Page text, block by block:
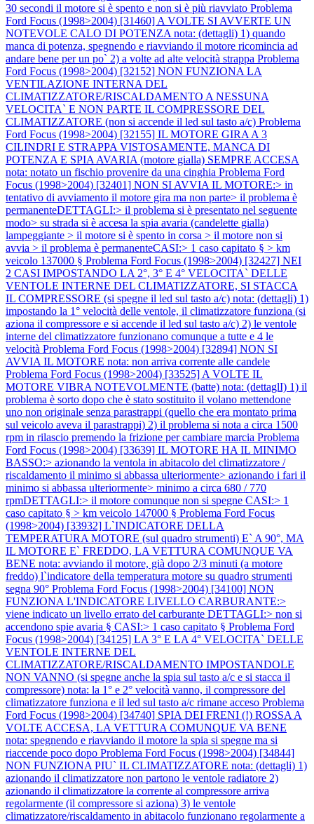
30 secondi il motore si è spento e non si è più riavviato Problema
Ford Focus (1998>2004) [31460] A VOLTE SI AVVERTE UN
NOTEVOLE CALO DI POTENZA nota: (dettagli) 1) quando
manca di potenza, spegnendo e riavviando il motore ricomincia ad
andare bene per un po` 2) a volte ad alte velocità strappa Problema
Ford Focus (1998>2004) [32152] NON FUNZIONA LA
VENTILAZIONE INTERNA DEL
CLIMATIZZATORE/RISCALDAMENTO A NESSUNA
VELOCITA` E NON PARTE IL COMPRESSORE DEL
CLIMATIZZATORE (non si accende il led sul tasto a/c) Problema
Ford Focus (1998>2004) [32155] IL MOTORE GIRA A 3
CILINDRI E STRAPPA VISTOSAMENTE, MANCA DI
POTENZA E SPIA AVARIA (motore gialla) SEMPRE ACCESA
nota: notato un fischio provenire da una cinghia Problema Ford
Focus (1998>2004) [32401] NON SI AVVIA IL MOTORE:> in
tentativo di avviamento il motore gira ma non parte> il problema è
permanenteDETTAGLI:> il problema si è presentato nel seguente
modo> su strada si è accesa la spia avaria (candelette gialla)
lampeggiante > il motore si è spento in corsa > il motore non si
avvia > il problema è permanenteCASI:> 1 caso capitato § > km
veicolo 137000 § Problema Ford Focus (1998>2004) [32427] NEI
2 CASI IMPOSTANDO LA 2°, 3° E 4° VELOCITA` DELLE
VENTOLE INTERNE DEL CLIMATIZZATORE, SI STACCA
IL COMPRESSORE (si spegne il led sul tasto a/c) nota: (dettagli) 1)
impostando la 1° velocità delle ventole, il climatizzatore funziona (si
aziona il compressore e si accende il led sul tasto a/c) 2) le ventole
interne del climatizzatore funzionano comunque a tutte e 4 le
velocità Problema Ford Focus (1998>2004) [32894] NON SI
AVVIA IL MOTORE nota: non arriva corrente alle candele
Problema Ford Focus (1998>2004) [33525] A VOLTE IL
MOTORE VIBRA NOTEVOLMENTE (batte) nota: (dettaglI) 1) il
problema è sorto dopo che è stato sostituito il volano mettendone
uno non originale senza parastrappi (quello che era montato prima
sul veicolo aveva il parastrappi) 2) il problema si nota a circa 1500
rpm in rilascio premendo la frizione per cambiare marcia Problema
Ford Focus (1998>2004) [33639] IL MOTORE HA IL MINIMO
BASSO:> azionando la ventola in abitacolo del climatizzatore /
riscaldamento il minimo si abbassa ulteriormente> azionando i fari il
minimo si abbassa ulteriormente> minimo a circa 680 / 770
rpmDETTAGLI:> il motore comunque non si spegne CASI:> 1
caso capitato § > km veicolo 147000 § Problema Ford Focus
(1998>2004) [33932] L`INDICATORE DELLA
TEMPERATURA MOTORE (sul quadro strumenti) E` A 90°, MA
IL MOTORE E` FREDDO, LA VETTURA COMUNQUE VA
BENE nota: avviando il motore, già dopo 2/3 minuti (a motore
freddo) l`indicatore della temperatura motore su quadro strumenti
segna 90° Problema Ford Focus (1998>2004) [34100] NON
FUNZIONA L'INDICATORE LIVELLO CARBURANTE:>
viene indicato un livello errato del carburante DETTAGLI:> non si
accendono spie avaria § CASI:> 1 caso capitato § Problema Ford
Focus (1998>2004) [34125] LA 3° E LA 4° VELOCITA` DELLE
VENTOLE INTERNE DEL
CLIMATIZZATORE/RISCALDAMENTO IMPOSTANDOLE
NON VANNO (si spegne anche la spia sul tasto a/c e si stacca il
compressore) nota: la 1° e 2° velocità vanno, il compressore del
climatizzatore funziona e il led sul tasto a/c rimane acceso Problema
Ford Focus (1998>2004) [34740] SPIA DEI FRENI (!) ROSSA A
VOLTE ACCESA, LA VETTURA COMUNQUE VA BENE
nota: spegnendo e riavviando il motore la spia si spegne ma si
riaccende poco dopo Problema Ford Focus (1998>2004) [34844]
NON FUNZIONA PIU` IL CLIMATIZZATORE nota: (dettagli) 1)
azionando il climatizzatore non partono le ventole radiatore 2)
azionando il climatizzatore la corrente al compressore arriva
regolarmente (il compressore si aziona) 3) le ventole
climatizzatore/riscaldamento in abitacolo funzionano regolarmente a